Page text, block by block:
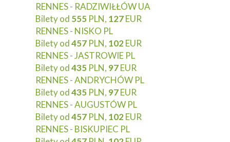
RENNES - RADZIWIŁŁÓW UA
Bilety od 555 PLN, 127EUR
RENNES - NISKO PL
Bilety od457 PLN, 102EUR
RENNES - JASTROWIE PL
Bilety od435 PLN, 97EUR
RENNES - ANDRYCHÓW PL
Bilety od435 PLN, 97EUR
RENNES - AUGUSTÓW PL
Bilety od457 PLN, 102EUR
RENNES - BISKUPIEC PL